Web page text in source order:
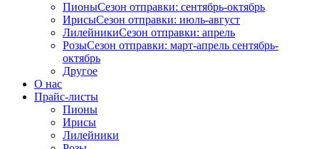
ПионыСезон отправки: сентябрь-октябрь
ИрисыСезон отправки: июль-август
ЛилейникиСезон отправки: апрель
РозыСезон отправки: март-апрель сентябрь-
октябрь
Другое
О нас
Прайс-листы
Пионы
Ирисы
Лилейники